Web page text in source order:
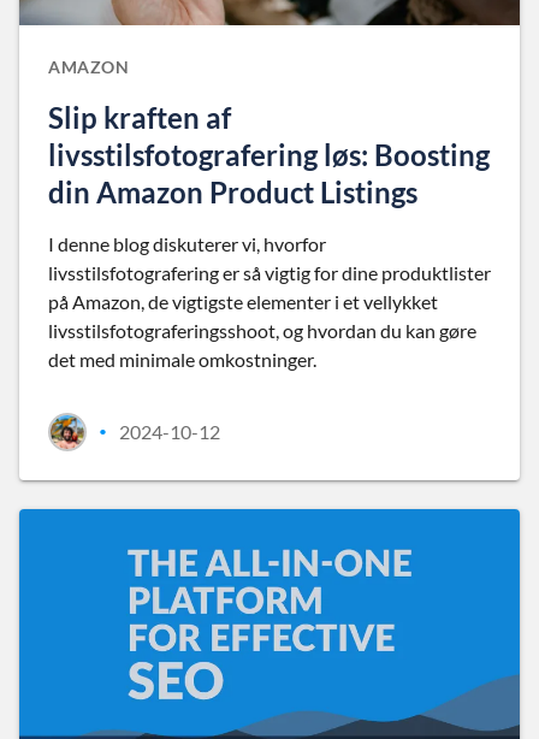
AMAZON
Slip kraften af
livsstilsfotografering løs: Boosting
din Amazon Product Listings
I denne blog diskuterer vi, hvorfor
livsstilsfotografering er så vigtig for dine produktlister
på Amazon, de vigtigste elementer i et vellykket
livsstilsfotograferingsshoot, og hvordan du kan gøre
det med minimale omkostninger.
• 2024-10-12